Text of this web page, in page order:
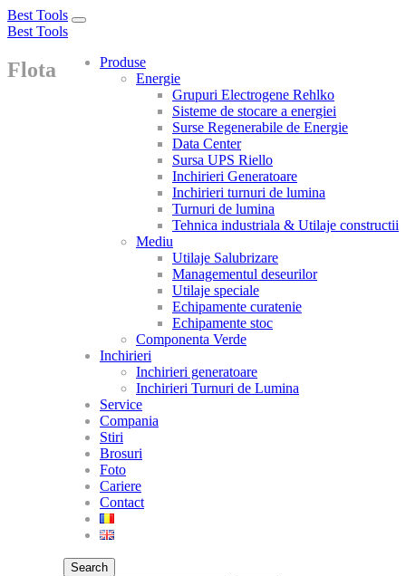
Best Tools
Toggle
Best Tools
Produse
Energie
Grupuri Electrogene Rehlko
Sisteme de stocare a energiei
Surse Regenerabile de Energie
Data Center
Sursa UPS Riello
Inchirieri Generatoare
Inchirieri turnuri de lumina
Turnuri de lumina
Tehnica industriala & Utilaje constructii
Mediu
Utilaje Salubrizare
Managementul deseurilor
Utilaje speciale
Echipamente curatenie
Echipamente stoc
Componenta Verde
Inchirieri
Inchirieri generatoare
Inchirieri Turnuri de Lumina
Service
Compania
Stiri
Brosuri
Foto
Cariere
Contact
Search
Flota